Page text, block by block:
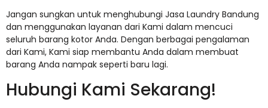
Jangan sungkan untuk menghubungi Jasa Laundry Bandung
dan menggunakan layanan dari Kami dalam mencuci
seluruh barang kotor Anda. Dengan berbagai pengalaman
dari Kami, Kami siap membantu Anda dalam membuat
barang Anda nampak seperti baru lagi.
Hubungi Kami Sekarang!